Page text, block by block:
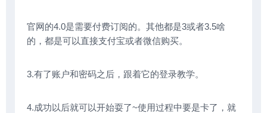
官网的4.0是需要付费订阅的。其他都是3或者3.5啥
的，都是可以直接支付宝或者微信购买。
3.有了账户和密码之后，跟着它的登录教学。
4.成功以后就可以开始耍了~使用过程中要是卡了，就